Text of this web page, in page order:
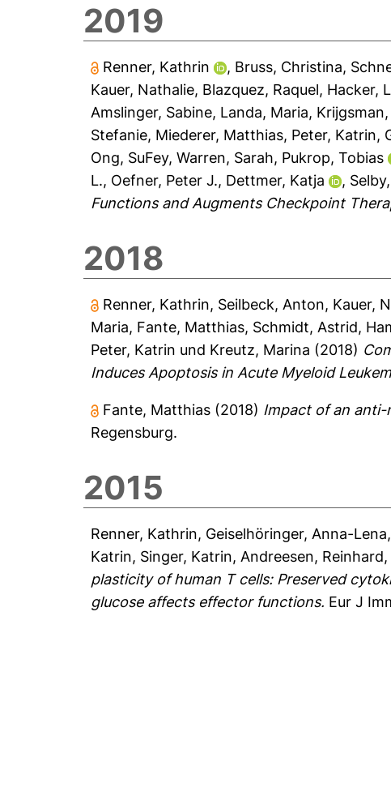
2019
Renner, Kathrin , Bruss, Christina,
Kauer, Nathalie, Blazquez, Raquel, Hacker,
Amslinger, Sabine, Landa, Maria,
Stefanie, Miederer, Matthias, Peter, Katrin,
Ong, SuFey,Warren, Sarah, Pukrop, Tobias
L., Oefner, Peter J., Dettmer, Katja ,
Functions and Augments Checkpoint
2018
Renner, Kathrin, Seilbeck, Anton, Kauer,
Maria, Fante, Matthias, Schmidt, Astrid,
Peter, Katrin und Kreutz, Marina (2018)
Induces Apoptosis in Acute Myeloid
Fante, Matthias (2018) Impact of an anti-
Regensburg.
2015
Renner, Kathrin, Geiselhöringer, Anna-Lena,
Katrin, Singer, Katrin, Andreesen, Reinhard,
plasticity of human T cells: Preserved
glucose affects effector functions. Eur J